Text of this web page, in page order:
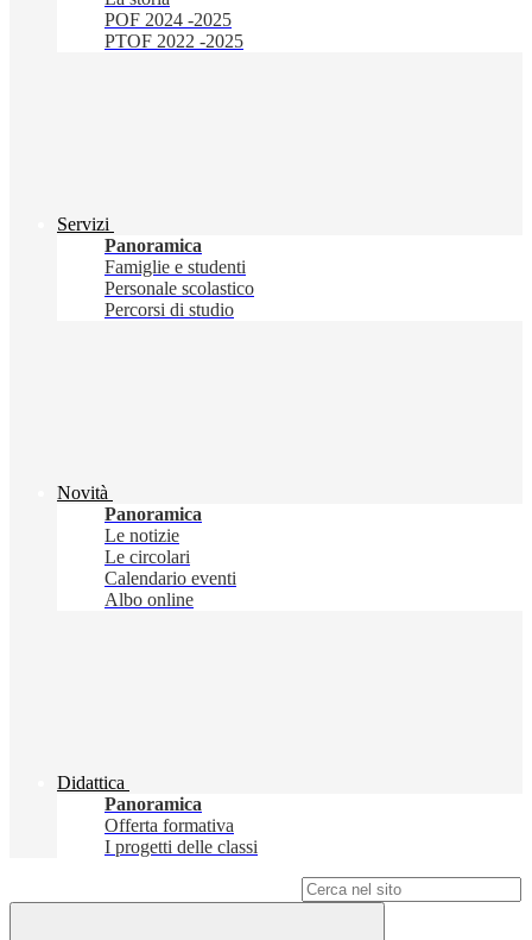
POF 2024 -2025
PTOF 2022 -2025
Servizi
Panoramica
Famiglie e studenti
Personale scolastico
Percorsi di studio
Novità
Panoramica
Le notizie
Le circolari
Calendario eventi
Albo online
Didattica
Panoramica
Offerta formativa
I progetti delle classi